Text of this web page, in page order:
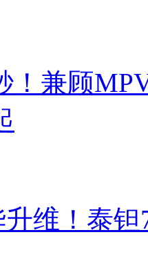
！兼顾
维！泰